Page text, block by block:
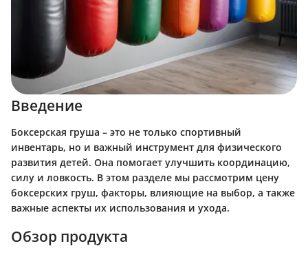
Введение
Боксерская груша – это не только спортивный
инвентарь, но и важный инструмент для физического
развития детей. Она помогает улучшить координацию,
силу и ловкость. В этом разделе мы рассмотрим цену
боксерских груш, факторы, влияющие на выбор, а также
важные аспекты их использования и ухода.
Обзор продукта